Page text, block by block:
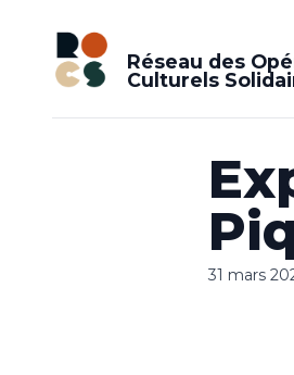
Réseau des
Culturels
31 mars